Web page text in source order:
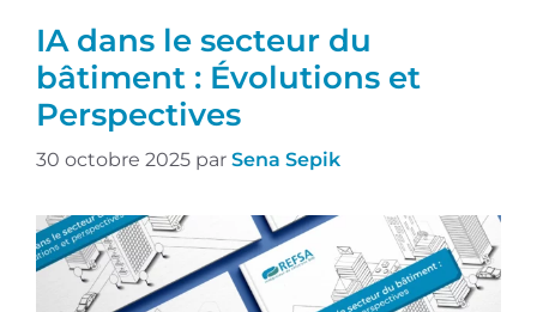
IA dans le secteur du
bâtiment : Évolutions et
Perspectives
30 octobre 2025 par Sena Sepik